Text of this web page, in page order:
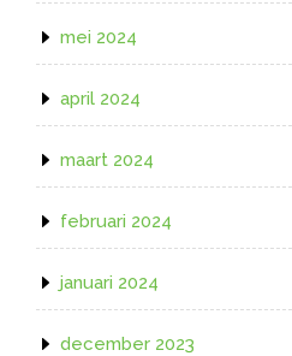
mei 2024
april 2024
maart 2024
februari 2024
januari 2024
december 2023